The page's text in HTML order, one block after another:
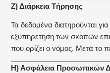
Ζ) Διάρκεια Τήρησης
Τα δεδομένα διατηρούνται για
εξυπηρέτηση των σκοπών
που ορίζει ο νόμος. Μετά το
Η) Ασφάλεια Προσωπικών